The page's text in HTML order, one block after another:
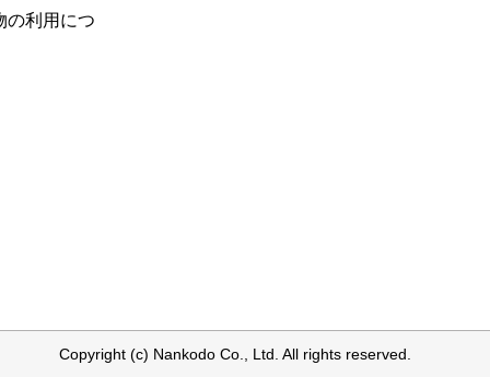
の利用につ
Copyright (c) Nankodo Co., Ltd. All rights reserved.